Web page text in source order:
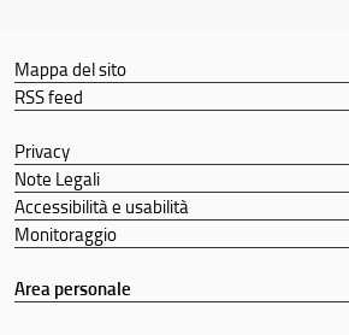
Orario e calendari
Mappa del sito
RSS feed
Privacy
Note Legali
Accessibilità e usabilità
Monitoraggio
Area personale